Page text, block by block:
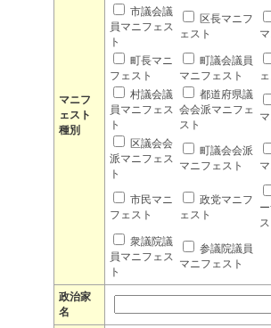
マニフ
ェスト
種別
市議会議
員マニフェス
ト
区長マニフ
ェスト
町長マニ
フェスト
町議会議員
マニフェスト
村議会議
員マニフェス
ト
都道府県議
会会派マニフェ
スト
区議会会
派マニフェス
ト
町議会会派
マニフェスト
市民マニ
フェスト
政党マニフ
ェスト
衆議院議
員マニフェス
ト
参議院議員
マニフェスト
政治家
名